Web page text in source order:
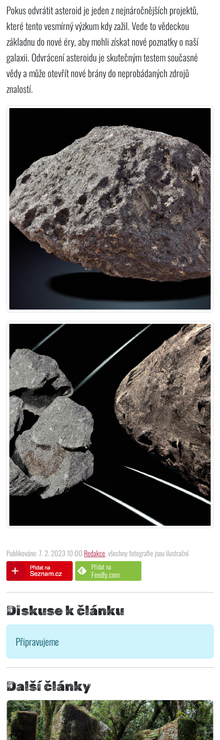
Pokus odvrátit asteroid je jeden z nejnáročnějších projektů,
které tento vesmírný výzkum kdy zažil. Vede to vědeckou
základnu do nové éry, aby mohli získat nové poznatky o naší
galaxii. Odvrácení asteroidu je skutečným testem současné
vědy a může otevřít nové brány do neprobádaných zdrojů
znalostí.
Publikováno: 7. 2. 2023 10:00 Redakce, všechny fotografie jsou ilustrační
Přidat na
Feedly.com
Diskuse k článku
Připravujeme
Další články